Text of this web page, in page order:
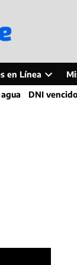
en Línea
Open
dropdown
DNI vencido